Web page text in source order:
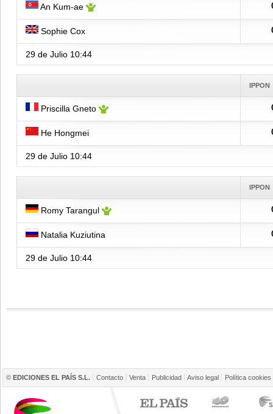
An Kum-ae
Sophie Cox
29 de Julio 10:44
IPPON
Priscilla Gneto
He Hongmei
29 de Julio 10:44
IPPON
Romy Tarangul
Natalia Kuziutina
29 de Julio 10:44
© EDICIONES EL PAÍS S.L. Contacto Venta Publicidad Aviso legal Política cookies